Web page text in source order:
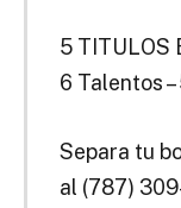
5 TITULOS
6 Talentos
Separa tu
al (787)